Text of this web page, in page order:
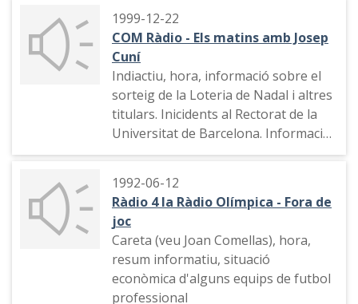
1999-12-22
COM Ràdio - Els matins amb Josep
Cuní
Indiactiu, hora, informació sobre el
sorteig de la Loteria de Nadal i altres
titulars. Inicidents al Rectorat de la
Universitat de Barcelona. Informació
esportiva amb Jordi Casino. Premsa
Secció "Fora de context" dedicat a la
loteria amb Iu Forn.
1992-06-12
Ràdio 4 la Ràdio Olímpica - Fora de
joc
Careta (veu Joan Comellas), hora,
resum informatiu, situació
econòmica d'alguns equips de futbol
professional